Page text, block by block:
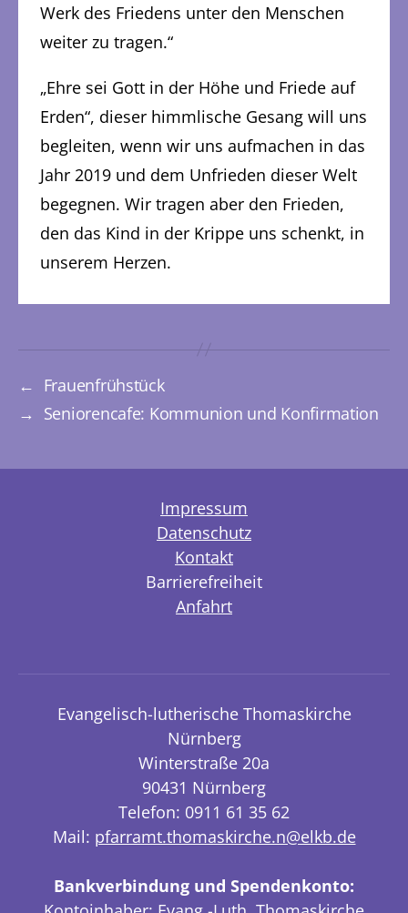
Werk des Friedens unter den Menschen
weiter zu tragen.“
„Ehre sei Gott in der Höhe und Friede auf
Erden“, dieser himmlische Gesang will uns
begleiten, wenn wir uns aufmachen in das
Jahr 2019 und dem Unfrieden dieser Welt
begegnen. Wir tragen aber den Frieden,
den das Kind in der Krippe uns schenkt, in
unserem Herzen.
← Frauenfrühstück
→
Seniorencafe: Kommunion und Konfirmation
Impressum
Datenschutz
Kontakt
Barrierefreiheit
Anfahrt
Evangelisch-lutherische Thomaskirche
Nürnberg
Winterstraße 20a
90431 Nürnberg
Telefon: 0911 61 35 62
Mail: pfarramt.thomaskirche.n@elkb.de
Bankverbindung und Spendenkonto: